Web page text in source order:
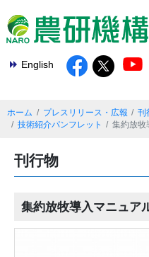
English
ホーム プレスリリース・広報 刊
技術紹介パンフレット
集約放牧
刊行物
集約放牧導入マニュア